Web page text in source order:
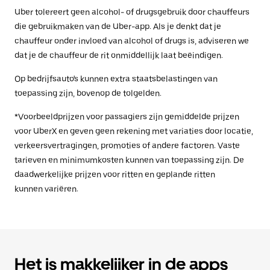
Uber tolereert geen alcohol- of drugsgebruik door chauffeurs
die gebruikmaken van de Uber-app. Als je denkt dat je
chauffeur onder invloed van alcohol of drugs is, adviseren we
dat je de chauffeur de rit onmiddellijk laat beëindigen.
Op bedrijfsauto's kunnen extra staatsbelastingen van
toepassing zijn, bovenop de tolgelden.
*Voorbeeldprijzen voor passagiers zijn gemiddelde prijzen
voor UberX en geven geen rekening met variaties door locatie,
verkeersvertragingen, promoties of andere factoren. Vaste
tarieven en minimumkosten kunnen van toepassing zijn. De
daadwerkelijke prijzen voor ritten en geplande ritten
kunnen variëren.
Het is makkelijker in de apps